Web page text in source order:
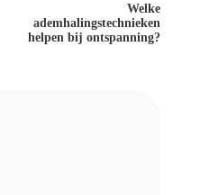
Welke
ademhalingstechnieken
helpen bij ontspanning?